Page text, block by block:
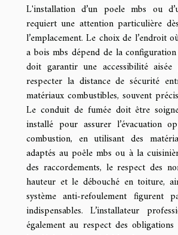
L'installation d’un poele mbs ou
requiert une attention particulière
l’emplacement. Le choix de l’endroit
a bois mbs dépend de la
doit garantir une accessibilité
respecter la distance de sécurité
matériaux combustibles, souvent
Le conduit de fumée doit être
installé pour assurer l’évacuation
combustion, en utilisant des
adaptés au poêle mbs ou à la
des raccordements, le respect des
hauteur et le débouché en toiture,
système anti-refoulement figurent
indispensables. L’installateur
également au respect des